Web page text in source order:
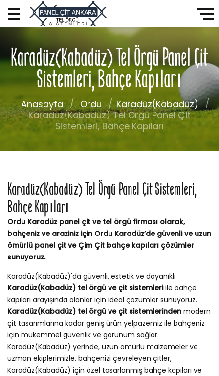
Karadüz(Kabadüz) Tel Örgü Panel Çit
Sistemleri, Bahçe Kapıları
Anasayfa Ordu
Karadüz(Kabadüz)
Karadüz(Kabadüz) Tel Örgü Panel Çit
Sistemleri, Bahçe Kapıları
Karadüz(Kabadüz) Tel Örgü Panel Çit Sistemleri,
Bahçe Kapıları
Ordu Karadüz panel çit ve tel örgü firması olarak,
bahçeniz ve araziniz için Ordu Karadüz’de güvenli ve uzun
ömürlü panel çit ve Çim Çit bahçe kapıları çözümler
sunuyoruz.
Karadüz(Kabadüz)'da güvenli, estetik ve dayanıklı
Karadüz(Kabadüz) tel örgü ve çit sistemleriile bahçe
kapıları arayışında olanlar için ideal çözümler sunuyoruz.
Karadüz(Kabadüz) tel örgü ve çit sistemlerinden modern
çit tasarımlarına kadar geniş ürün yelpazemiz ile bahçeniz
için mükemmel güvenlik ve görünüm sağlar.
Karadüz(Kabadüz) yerinde, uzun ömürlü malzemeler ve
uzman ekiplerimizle, bahçenizi çevreleyen çitler,
Karadüz(Kabadüz) için özel tasarlanmış bahçe kapıları ve